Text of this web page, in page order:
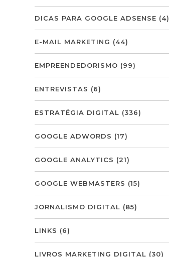
DICAS PARA GOOGLE ADSENSE (4)
E-MAIL MARKETING (44)
EMPREENDEDORISMO (99)
ENTREVISTAS (6)
ESTRATÉGIA DIGITAL (336)
GOOGLE ADWORDS (17)
GOOGLE ANALYTICS (21)
GOOGLE WEBMASTERS (15)
JORNALISMO DIGITAL (85)
LINKS (6)
LIVROS MARKETING DIGITAL (30)